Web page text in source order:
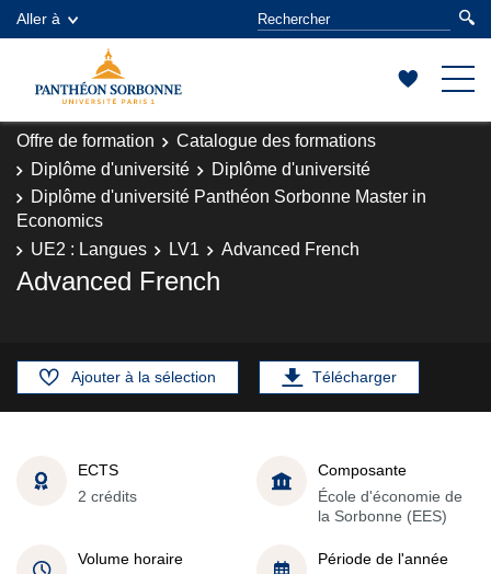
Aller à
Offre de formation
Catalogue des formations
Diplôme d'université
Diplôme d'université
Diplôme d'université Panthéon Sorbonne Master in
Economics
UE2 : Langues
LV1 Advanced French
Advanced French
Ajouter à la sélection Télécharger
ECTS
2 crédits
Composante
École d'économie de
la Sorbonne (EES)
Volume horaire
Période de l'année